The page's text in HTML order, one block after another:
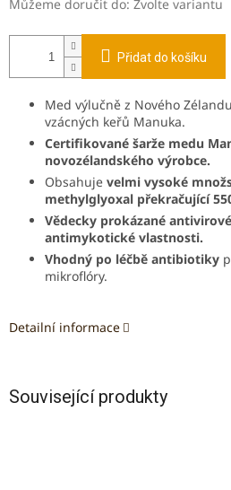
Můžeme doručit do: Zvolte variantu
Přidat do košíku
Med výlučně z Nového
vzácných keřů Manuka.
Certifikované šarže medu
novozélandského výrobce.
Obsahuje velmi vysoké
methylglyoxal překračující
Vědecky prokázané
antimykotické vlastnosti.
Vhodný po léčbě antibiotiky
mikroflóry.
Detailní informace
Související produkty